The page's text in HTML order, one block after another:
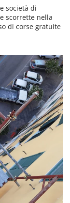
società di
scorrette nella
di corse gratuite